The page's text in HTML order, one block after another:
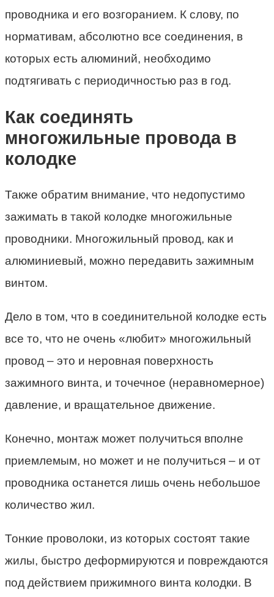
проводника и его возгоранием. К слову, по
нормативам, абсолютно все соединения, в
которых есть алюминий, необходимо
подтягивать с периодичностью раз в год.
Как соединять
многожильные провода в
колодке
Также обратим внимание, что недопустимо
зажимать в такой колодке многожильные
проводники. Многожильный провод, как и
алюминиевый, можно передавить зажимным
винтом.
Дело в том, что в соединительной колодке есть
все то, что не очень «любит» многожильный
провод – это и неровная поверхность
зажимного винта, и точечное (неравномерное)
давление, и вращательное движение.
Конечно, монтаж может получиться вполне
приемлемым, но может и не получиться – и от
проводника останется лишь очень небольшое
количество жил.
Тонкие проволоки, из которых состоят такие
жилы, быстро деформируются и повреждаются
под действием прижимного винта колодки. В